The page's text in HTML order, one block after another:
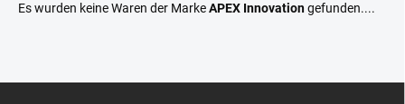
Es wurden keine Waren der MarkeAPEX Innovationgefunden....